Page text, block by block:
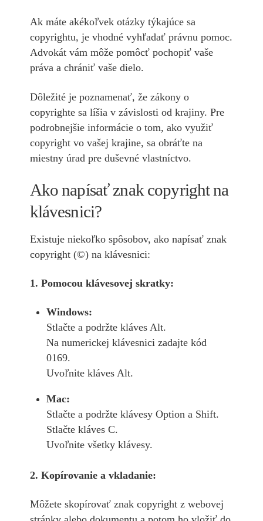
Ak máte akékoľvek otázky týkajúce sa
copyrightu, je vhodné vyhľadať právnu pomoc.
Advokát vám môže pomôcť pochopiť vaše
práva a chrániť vaše dielo.
Dôležité je poznamenať, že zákony o
copyrighte sa líšia v závislosti od krajiny. Pre
podrobnejšie informácie o tom, ako využiť
copyright vo vašej krajine, sa obráťte na
miestny úrad pre duševné vlastníctvo.
Ako napísať znak copyright na
klávesnici?
Existuje niekoľko spôsobov, ako napísať znak
copyright (©) na klávesnici:
1. Pomocou klávesovej skratky:
Windows:
Stlačte a podržte kláves Alt.
Na numerickej klávesnici zadajte kód
0169.
Uvoľnite kláves Alt.
Mac:
Stlačte a podržte klávesy Option a Shift.
Stlačte kláves C.
Uvoľnite všetky klávesy.
2. Kopírovanie a vkladanie:
Môžete skopírovať znak copyright z webovej